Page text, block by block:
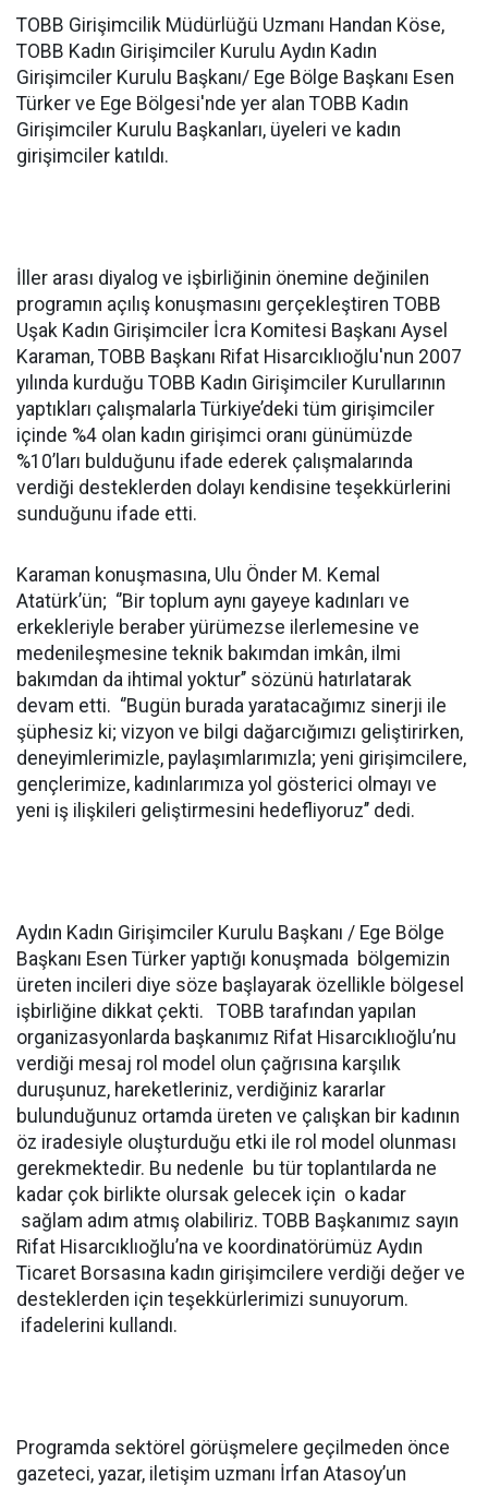
TOBB Girişimcilik Müdürlüğü Uzmanı Handan Köse,
TOBB Kadın Girişimciler Kurulu Aydın Kadın
Girişimciler Kurulu Başkanı/ Ege Bölge Başkanı Esen
Türker ve Ege Bölgesi'nde yer alan TOBB Kadın
Girişimciler Kurulu Başkanları, üyeleri ve kadın
girişimciler katıldı.
İller arası diyalog ve işbirliğinin önemine değinilen
programın açılış konuşmasını gerçekleştiren TOBB
Uşak Kadın Girişimciler İcra Komitesi Başkanı Aysel
Karaman, TOBB Başkanı Rifat Hisarcıklıoğlu'nun 2007
yılında kurduğu TOBB Kadın Girişimciler Kurullarının
yaptıkları çalışmalarla Türkiye’deki tüm girişimciler
içinde %4 olan kadın girişimci oranı günümüzde
%10’ları bulduğunu ifade ederek çalışmalarında
verdiği desteklerden dolayı kendisine teşekkürlerini
sunduğunu ifade etti.
Karaman konuşmasına, Ulu Önder M. Kemal
Atatürk’ün; ‘’Bir toplum aynı gayeye kadınları ve
erkekleriyle beraber yürümezse ilerlemesine ve
medenileşmesine teknik bakımdan imkân, ilmi
bakımdan da ihtimal yoktur’’ sözünü hatırlatarak
devam etti. ‘’Bugün burada yaratacağımız sinerji ile
şüphesiz ki; vizyon ve bilgi dağarcığımızı geliştirirken,
deneyimlerimizle, paylaşımlarımızla; yeni girişimcilere,
gençlerimize, kadınlarımıza yol gösterici olmayı ve
yeni iş ilişkileri geliştirmesini hedefliyoruz’’ dedi.
Aydın Kadın Girişimciler Kurulu Başkanı / Ege Bölge
Başkanı Esen Türker yaptığı konuşmada bölgemizin
üreten incileri diye söze başlayarak özellikle bölgesel
işbirliğine dikkat çekti. TOBB tarafından yapılan
organizasyonlarda başkanımız Rifat Hisarcıklıoğlu’nu
verdiği mesaj rol model olun çağrısına karşılık
duruşunuz, hareketleriniz, verdiğiniz kararlar
bulunduğunuz ortamda üreten ve çalışkan bir kadının
öz iradesiyle oluşturduğu etki ile rol model olunması
gerekmektedir. Bu nedenle bu tür toplantılarda ne
kadar çok birlikte olursak gelecek için o kadar
sağlam adım atmış olabiliriz. TOBB Başkanımız sayın
Rifat Hisarcıklıoğlu’na ve koordinatörümüz Aydın
Ticaret Borsasına kadın girişimcilere verdiği değer ve
desteklerden için teşekkürlerimizi sunuyorum.
ifadelerini kullandı.
Programda sektörel görüşmelere geçilmeden önce
gazeteci, yazar, iletişim uzmanı İrfan Atasoy’un